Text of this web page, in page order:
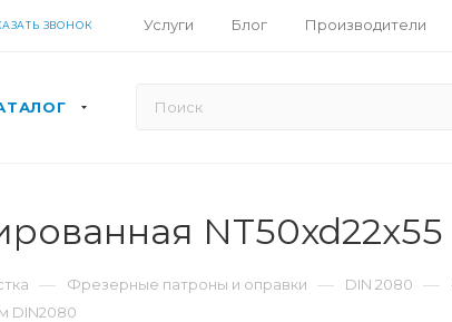
ЗВОНОК Услуги Блог Производители
— Фрезерные патроны и оправки — DIN 2080 —
DIN2080